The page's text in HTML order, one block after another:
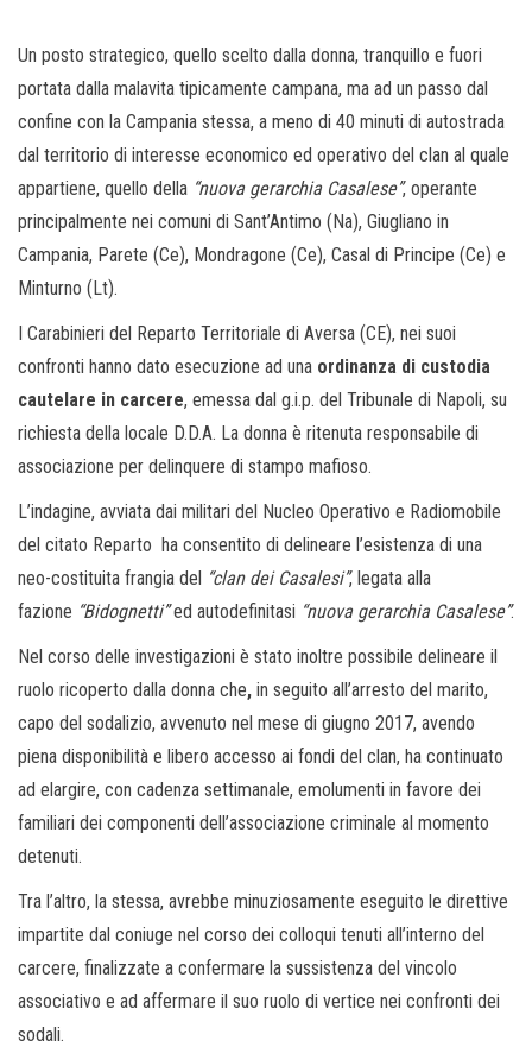
Un posto strategico, quello scelto dalla donna, tranquillo e fuori
portata dalla malavita tipicamente campana, ma ad un passo dal
confine con la Campania stessa, a meno di 40 minuti di autostrada
dal territorio di interesse economico ed operativo del clan al quale
appartiene, quello della “nuova gerarchia Casalese”, operante
principalmente nei comuni di Sant’Antimo (Na), Giugliano in
Campania, Parete (Ce), Mondragone (Ce), Casal di Principe (Ce) e
Minturno (Lt).
I Carabinieri del Reparto Territoriale di Aversa (CE), nei suoi
confronti hanno dato esecuzione ad una ordinanza di custodia
cautelare in carcere, emessa dal g.i.p. del Tribunale di Napoli, su
richiesta della locale D.D.A. La donna è ritenuta responsabile di
associazione per delinquere di stampo mafioso.
L’indagine, avviata dai militari del Nucleo Operativo e Radiomobile
del citato Reparto ha consentito di delineare l’esistenza di una
neo-costituita frangia del “clan dei Casalesi”, legata alla
fazione “Bidognetti”ed autodefinitasi “nuova gerarchia Casalese”.
Nel corso delle investigazioni è stato inoltre possibile delineare il
ruolo ricoperto dalla donna che, in seguito all’arresto del marito,
capo del sodalizio, avvenuto nel mese di giugno 2017, avendo
piena disponibilità e libero accesso ai fondi del clan, ha continuato
ad elargire, con cadenza settimanale, emolumenti in favore dei
familiari dei componenti dell’associazione criminale al momento
detenuti.
Tra l’altro, la stessa, avrebbe minuziosamente eseguito le direttive
impartite dal coniuge nel corso dei colloqui tenuti all’interno del
carcere, finalizzate a confermare la sussistenza del vincolo
associativo e ad affermare il suo ruolo di vertice nei confronti dei
sodali.